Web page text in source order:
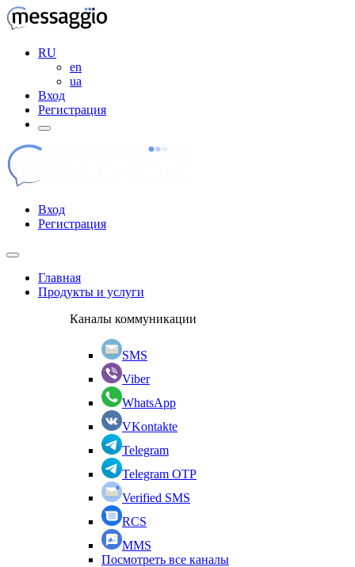
RU
en
ua
Вход
Регистрация
Вход
Регистрация
Главная
Продукты и услуги
Каналы коммуникации
SMS
Viber
WhatsApp
VKontakte
Telegram
Telegram OTP
Verified SMS
RCS
MMS
Посмотреть все каналы